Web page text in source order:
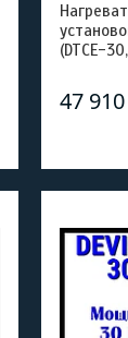
(DTCE-
47